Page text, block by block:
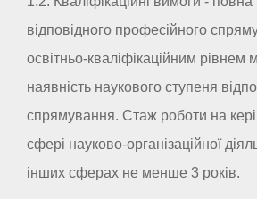
відповідного професійного
освітньо-кваліфікаційним рівнем
наявність наукового ступеня
спрямування. Стаж роботи на
сфері науково-організаційної
інших сферах не менше 3 років.